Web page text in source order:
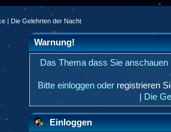
| Die Gelehrten der Nacht
Warnung!
Das Thema dass Sie
Bitte einloggen oder registrieren
| Die
Einloggen